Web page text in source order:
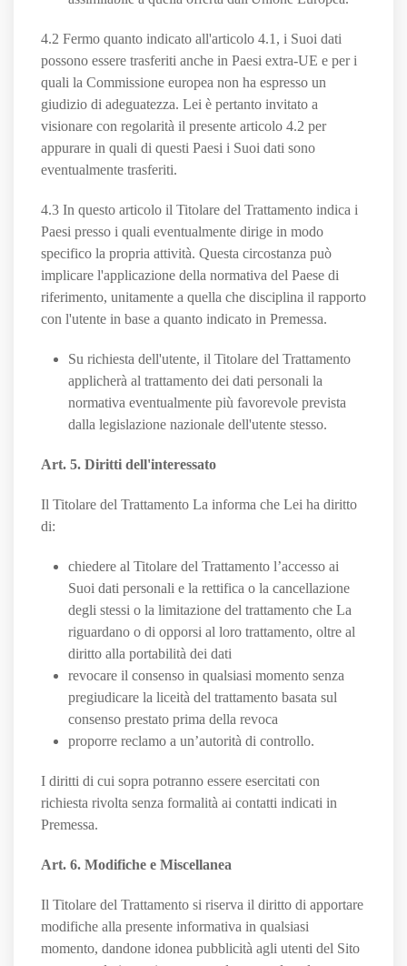
4.2 Fermo quanto indicato all'articolo 4.1, i Suoi dati
possono essere trasferiti anche in Paesi extra-UE e per i
quali la Commissione europea non ha espresso un
giudizio di adeguatezza. Lei è pertanto invitato a
visionare con regolarità il presente articolo 4.2 per
appurare in quali di questi Paesi i Suoi dati sono
eventualmente trasferiti.
4.3 In questo articolo il Titolare del Trattamento indica i
Paesi presso i quali eventualmente dirige in modo
specifico la propria attività. Questa circostanza può
implicare l'applicazione della normativa del Paese di
riferimento, unitamente a quella che disciplina il rapporto
con l'utente in base a quanto indicato in Premessa.
Su richiesta dell'utente, il Titolare del Trattamento
applicherà al trattamento dei dati personali la
normativa eventualmente più favorevole prevista
dalla legislazione nazionale dell'utente stesso.
Art. 5. Diritti dell'interessato
Il Titolare del Trattamento La informa che Lei ha diritto
di:
chiedere al Titolare del Trattamento l’accesso ai
Suoi dati personali e la rettifica o la cancellazione
degli stessi o la limitazione del trattamento che La
riguardano o di opporsi al loro trattamento, oltre al
diritto alla portabilità dei dati
revocare il consenso in qualsiasi momento senza
pregiudicare la liceità del trattamento basata sul
consenso prestato prima della revoca
proporre reclamo a un’autorità di controllo.
I diritti di cui sopra potranno essere esercitati con
richiesta rivolta senza formalità ai contatti indicati in
Premessa.
Art. 6. Modifiche e Miscellanea
Il Titolare del Trattamento si riserva il diritto di apportare
modifiche alla presente informativa in qualsiasi
momento, dandone idonea pubblicità agli utenti del Sito